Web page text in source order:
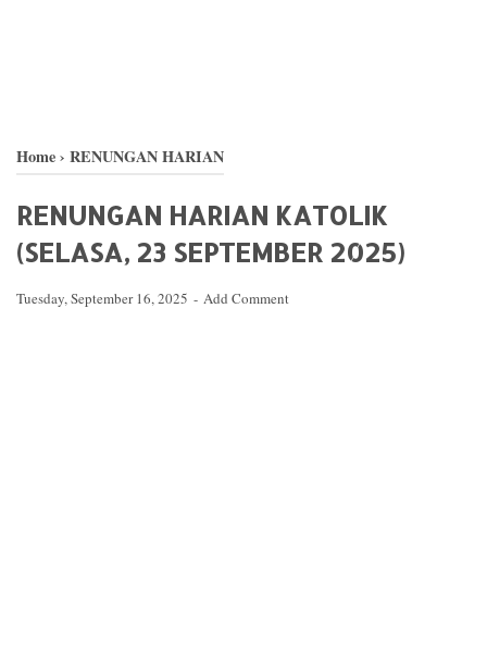
Home› RENUNGAN HARIAN
RENUNGAN HARIAN KATOLIK
(SELASA, 23 SEPTEMBER 2025)
Tuesday, September 16, 2025 Add Comment